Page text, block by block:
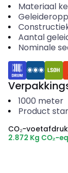
Materiaal
Aantal
Nominale
1000 meter
Product
CO₂-
2.872 Kg CO₂-